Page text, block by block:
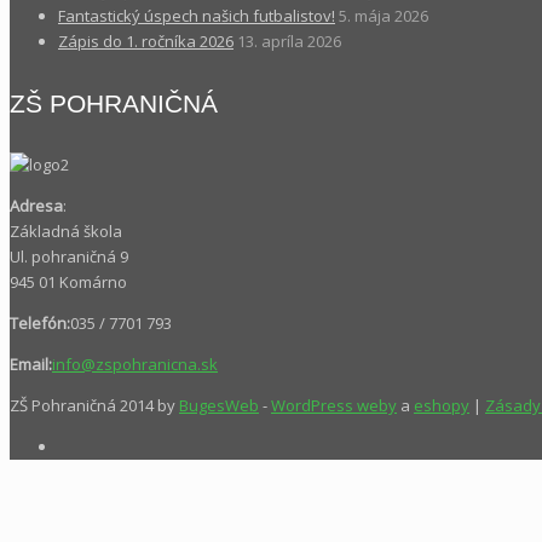
Fantastický úspech našich futbalistov! 5. mája 2026
Zápis do 1. ročníka 2026 13. apríla 2026
ZŠ POHRANIČNÁ
Adresa:
Základná škola
Ul. pohraničná 9
945 01 Komárno
Telefón:035 / 7701 793
Email:info@zspohranicna.sk
ZŠ Pohraničná 2014 by BugesWeb -WordPress weby a eshopy |